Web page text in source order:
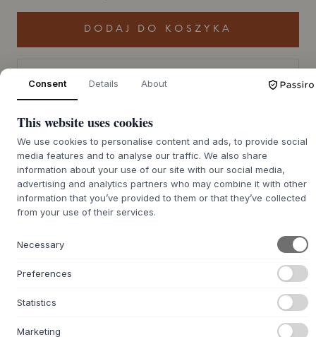
DODAJ DO KOSZYKA
O TYM PRODUKCIE +
Lustro Lorea Mirror odHannunto lustro stojące,
zaprojektowane przez baskijskie studio Muka Design Lab.
Wykonane jest z ramy z litego drewna świerkowego, która
otacza taflę lustra w pięknej owalnej sylwetce. Drewno jest
zachowuje naturalne ciepło i wyrazistość drewna.
ponadczasowej elegancji i jakości stworzonej, by
elegancko spoczywało na podłodze, co zapewnia dużą
Consent Details About
This website uses cookies
We use cookies to personalise content and ads, to provide social
media features and to analyse our traffic. We also share
information about your use of our site with our social media,
advertising and analytics partners who may combine it with other
information that you’ve provided to them or that they’ve collected
from your use of their services.
Necessary
Preferences
Statistics
Marketing